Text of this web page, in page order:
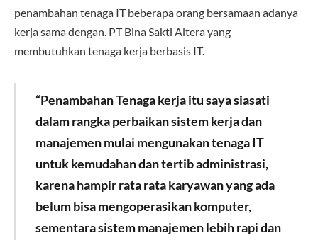
penambahan tenaga IT beberapa orang bersamaan adanya
kerja sama dengan. PT Bina Sakti Altera yang
membutuhkan tenaga kerja berbasis IT.
“Penambahan Tenaga kerja itu saya siasati
dalam rangka perbaikan sistem kerja dan
manajemen mulai mengunakan tenaga IT
untuk kemudahan dan tertib administrasi,
karena hampir rata rata karyawan yang ada
belum bisa mengoperasikan komputer,
sementara sistem manajemen lebih rapi dan